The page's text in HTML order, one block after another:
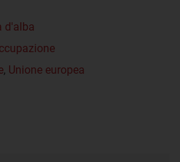
d'alba
, Unione europea